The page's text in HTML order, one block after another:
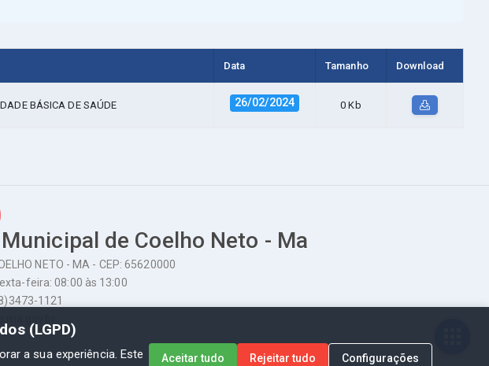
Data Tamanho Download
BÁSICA DE SAÚDE 26/02/2024 0 Kb
de Coelho Neto - Ma
NETO - MA - CEP: 65620000
feira: 08:00 às 13:00
1121
(LGPD)
a sua experiência. Este
Aceitar tudo Rejeitar tudo Configurações